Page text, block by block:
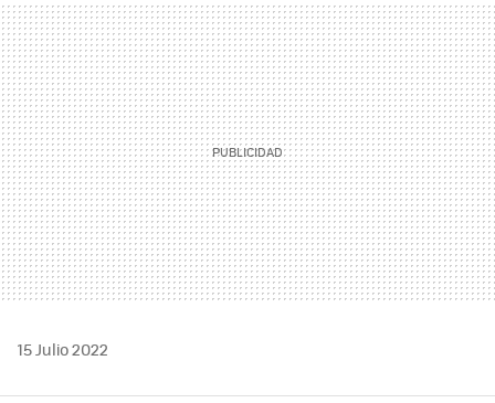
MAIL
15 Julio 2022